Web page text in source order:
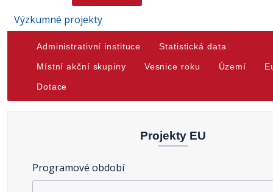
Výzkumné projekty
Administrativní instituce Statistická data
Místní akční skupiny Vesnice roku Území
Dotace
Projekty EU
Programové období